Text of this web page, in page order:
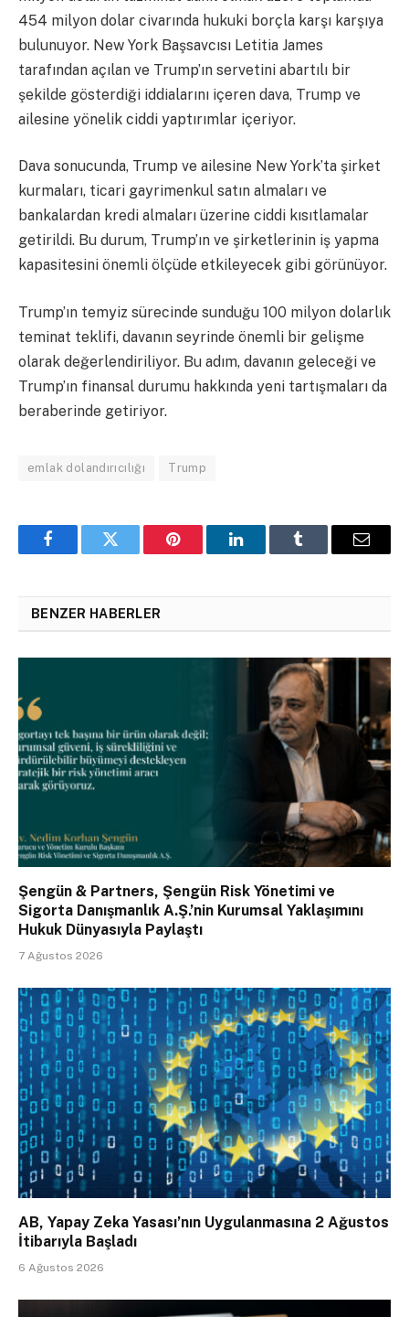
454 milyon dolar civarında hukuki borçla karşı karşıya
bulunuyor. New York Başsavcısı Letitia James
tarafından açılan ve Trump’ın servetini abartılı bir
şekilde gösterdiği iddialarını içeren dava, Trump ve
ailesine yönelik ciddi yaptırımlar içeriyor.
Dava sonucunda, Trump ve ailesine New York’ta şirket
kurmaları, ticari gayrimenkul satın almaları ve
bankalardan kredi almaları üzerine ciddi kısıtlamalar
getirildi. Bu durum, Trump’ın ve şirketlerinin iş yapma
kapasitesini önemli ölçüde etkileyecek gibi görünüyor.
Trump’ın temyiz sürecinde sunduğu 100 milyon dolarlık
teminat teklifi, davanın seyrinde önemli bir gelişme
olarak değerlendiriliyor. Bu adım, davanın geleceği ve
Trump’ın finansal durumu hakkında yeni tartışmaları da
beraberinde getiriyor.
emlak dolandırıcılığı Trump
FacebookTwitter Pinterest LinkedInTumblr Email
BENZER HABERLER
Şengün & Partners, Şengün Risk Yönetimi ve
Sigorta Danışmanlık A.Ş.’nin Kurumsal Yaklaşımını
Hukuk Dünyasıyla Paylaştı
7 Ağustos 2026
AB, Yapay Zeka Yasası’nın Uygulanmasına 2 Ağustos
İtibarıyla Başladı
6 Ağustos 2026